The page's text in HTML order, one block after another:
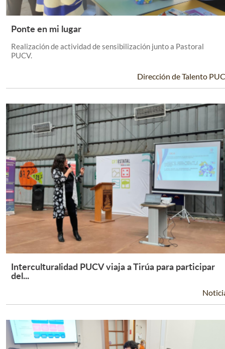
Ponte en mi lugar
Realización de actividad de sensibilización junto a Pastoral
PUCV.
Dirección de Talento
Leer Más +
Interculturalidad PUCV viaja a Tirúa para participar
del...